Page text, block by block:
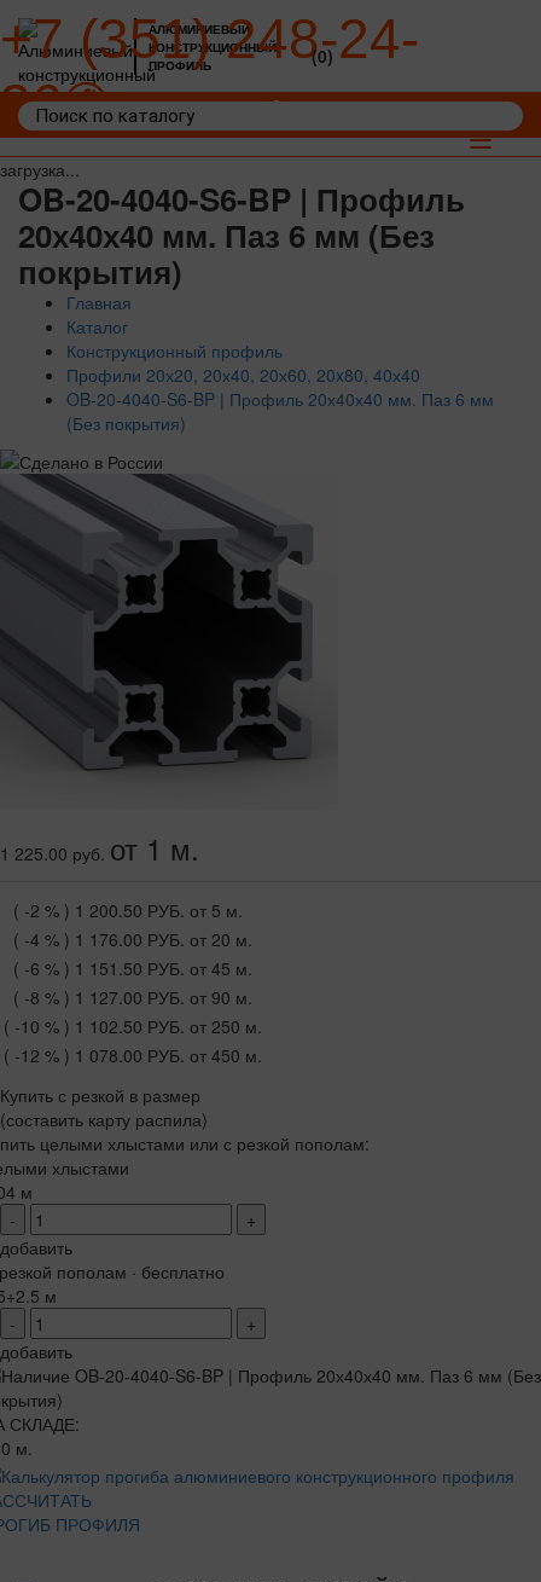
загрузка...
АЛЮМИНИЕВЫЙ
КОНСТРУКЦИОННЫЙ
ПРОФИЛЬ
+7 (351) 248-24-
36
(0)
Toggle
OB-20-4040-S6-BP | Профиль
20х40х40 мм. Паз 6 мм (Без
покрытия)
Главная
Каталог
Конструкционный профиль
Профили 20х20, 20х40, 20х60, 20x80, 40х40
OB-20-4040-S6-BP | Профиль 20х40х40 мм. Паз 6 мм
(Без покрытия)
1 225.00 руб. от 1 м.
( -2 % ) 1 200.50 РУБ. от 5 м.
( -4 % ) 1 176.00 РУБ. от 20 м.
( -6 % ) 1 151.50 РУБ. от 45 м.
( -8 % ) 1 127.00 РУБ. от 90 м.
( -10 % ) 1 102.50 РУБ. от 250 м.
( -12 % ) 1 078.00 РУБ. от 450 м.
Купить с резкой в размер
(составить карту распила)
целыми хлыстами или с резкой пополам:
хлыстами
м
-
+
добавить
пополам · бесплатно
м
-
+
добавить
СКЛАДЕ:
м.
ПРОФИЛЯ